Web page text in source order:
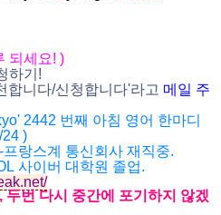
되세요! )
하기 !
합니다/신청합니다'라고 메일 주
2442 번째 아침 영어 한마디
)
-프랑스계 통신회사 재직중.
사이버 대학원 졸업.
,두번 다시 중간에 포기하지 않겠